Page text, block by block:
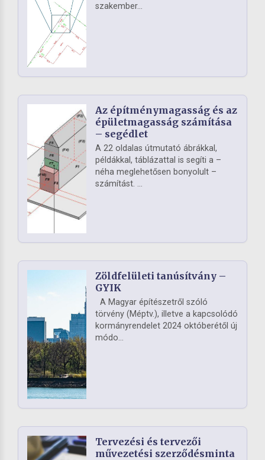
szakember...
Az építménymagasság és az
épületmagasság számítása
– segédlet
A 22 oldalas útmutató ábrákkal,
példákkal, táblázattal is segíti a –
néha meglehetősen bonyolult –
számítást. ...
Zöldfelületi tanúsítvány –
GYIK
A Magyar építészetről szóló
törvény (Méptv.), illetve a kapcsolódó
kormányrendelet 2024 októberétől új
módo...
Tervezési és tervezői
művezetési szerződésminta